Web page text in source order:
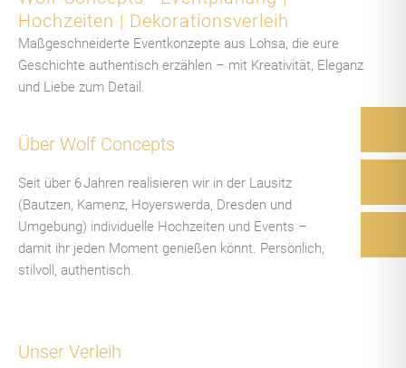
Hochzeiten | Dekorationsverleih
Maßgeschneiderte Eventkonzepte aus Lohsa, die eure
Geschichte authentisch erzählen – mit Kreativität, Eleganz
und Liebe zum Detail.
Über Wolf Concepts
Seit über 6 Jahren realisieren wir in der Lausitz
(Bautzen, Kamenz, Hoyerswerda, Dresden und
Umgebung) individuelle Hochzeiten und Events –
damit ihr jeden Moment genießen könnt. Persönlich,
stilvoll, authentisch.
Unser Verleih